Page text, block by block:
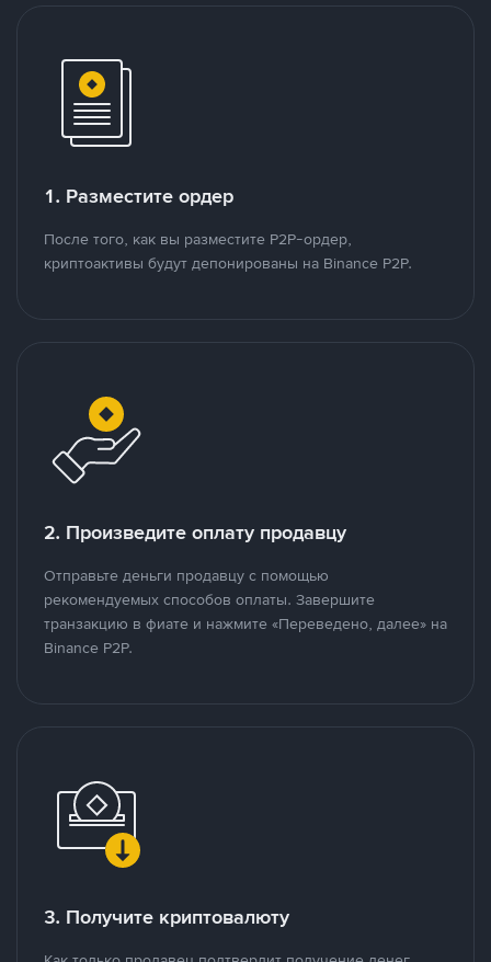
1. Разместите ордер
После того, как вы разместите P2P-ордер,
криптоактивы будут депонированы на Binance P2P.
2. Произведите оплату продавцу
Отправьте деньги продавцу с помощью
рекомендуемых способов оплаты. Завершите
транзакцию в фиате и нажмите «Переведено, далее» на
Binance P2P.
3. Получите криптовалюту